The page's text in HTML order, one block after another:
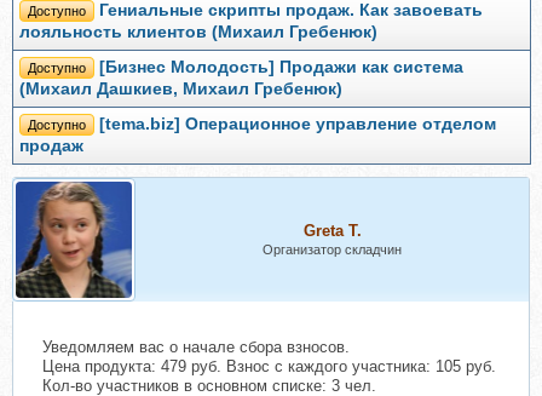
Доступно
Гениальные скрипты продаж. Как завоевать
лояльность клиентов (Михаил Гребенюк)
Доступно
[Бизнес Молодость] Продажи как система
(Михаил Дашкиев, Михаил Гребенюк)
Доступно
[tema.biz] Операционное управление отделом
продаж
Greta Т.
Организатор складчин
Уведомляем вас о начале сбора взносов.
Цена продукта: 479 руб. Взнос с каждого участника: 105 руб.
Кол-во участников в основном списке: 3 чел.